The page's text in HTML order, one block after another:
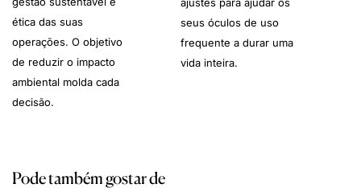
ética das suas
operações. O objetivo
de reduzir o impacto
ambiental molda cada
decisão.
ajustes para ajudar os
seus óculos de uso
frequente a durar uma
vida inteira.
Pode também gostar de